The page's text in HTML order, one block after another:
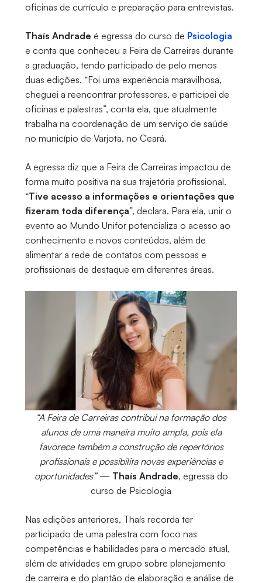
oficinas de currículo e preparação para entrevistas.
Thaís Andrade é egressa do curso de Psicologia
e conta que conheceu a Feira de Carreiras durante
a graduação, tendo participado de pelo menos
duas edições. “Foi uma experiência maravilhosa,
cheguei a reencontrar professores, e participei de
oficinas e palestras”, conta ela, que atualmente
trabalha na coordenação de um serviço de saúde
no município de Varjota, no Ceará.
A egressa diz que a Feira de Carreiras impactou de
forma muito positiva na sua trajetória profissional.
“Tive acesso a informações e orientações que
fizeram toda diferença”, declara. Para ela, unir o
evento ao Mundo Unifor potencializa o acesso ao
conhecimento e novos conteúdos, além de
alimentar a rede de contatos com pessoas e
profissionais de destaque em diferentes áreas.
“A Feira de Carreiras contribui na formação dos
alunos de uma maneira muito ampla, pois ela
favorece também a construção de repertórios
profissionais e possibilita novas experiências e
oportunidades”— Thaís Andrade, egressa do
curso de Psicologia
Nas edições anteriores, Thaís recorda ter
participado de uma palestra com foco nas
competências e habilidades para o mercado atual,
além de atividades em grupo sobre planejamento
de carreira e do plantão de elaboração e análise de